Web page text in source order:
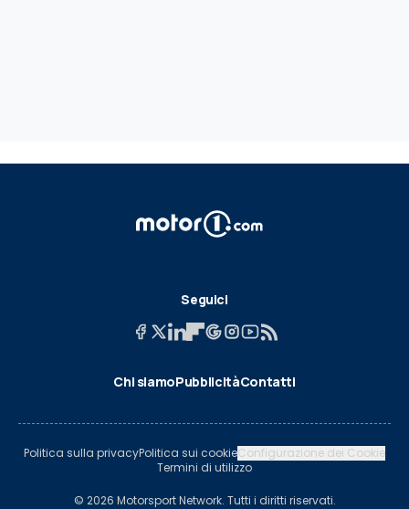
Seguici
Chi siamoPubblicitàContatti
Politica sulla privacyPolitica sui cookieConfigurazione dei Cookie
Termini di utilizzo
© 2026 Motorsport Network. Tutti i diritti riservati.